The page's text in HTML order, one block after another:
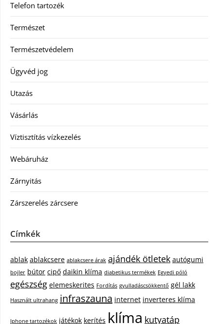
Telefon tartozék
Természet
Természetvédelem
Ügyvéd jog
Utazás
Vásárlás
Víztisztítás vízkezelés
Webáruház
Zárnyitás
Zárszerelés zárcsere
Címkék
ablak ablakcsere ablakcsere árak ajándék ötletek autógumi
bojler bútor cipő daikin klíma diabetikus termékek Egyedi póló
egészség elemeskerites Fordítás gyulladáscsökkentő gél lakk
Használt ultrahang infraszauna internet inverteres klíma
Iphone tartozékok játékok kerítés klíma kutyatáp